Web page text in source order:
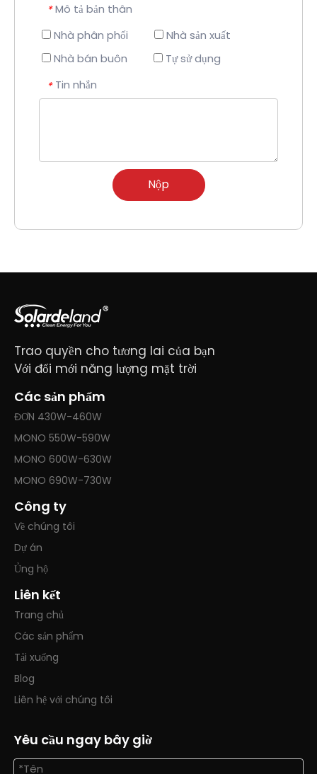
* Mô tả bản thân
Nhà phân phối
Nhà sản xuất
Nhà bán buôn
Tự sử dụng
* Tin nhắn
Nộp
Trao quyền cho tương lai của bạn
Với đổi mới năng lượng mặt trời
Các sản phẩm
ĐƠN 430W-460W
MONO 550W-590W
MONO 600W-630W
MONO 690W-730W
Công ty
Về chúng tôi
Dự án
Ủng hộ
Liên kết
Trang chủ
Các sản phẩm
Tải xuống
Blog
Liên hệ với chúng tôi
Yêu cầu ngay bây giờ